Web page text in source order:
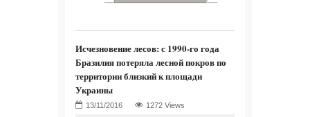
Исчезновение лесов: с 1990-го года
Бразилия потеряла лесной покров по
территории близкий к площади
Украины
1272 Views